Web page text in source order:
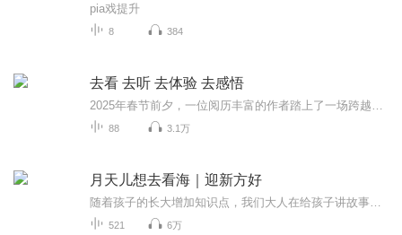
pia戏提升
8 384
去看 去听 去体验 去感悟
88 3.1万
月天儿想去看海｜迎新方好
521 6万